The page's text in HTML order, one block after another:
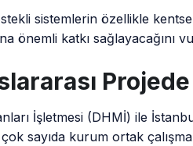
sistemlerin özellikle
önemli katkı sağlayacağını
Projede
İşletmesi (DHMİ) ile
sayıda kurum ortak